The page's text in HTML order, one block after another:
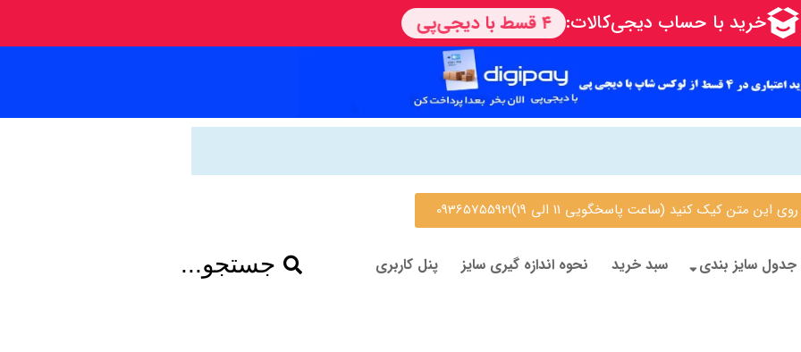
کیک کنید (ساعت پاسخگویی 11 الی 19)09365755921
جدول سایز بندی سبد خرید نحوه اندازه گیری سایز پنل کاربری جستجو...